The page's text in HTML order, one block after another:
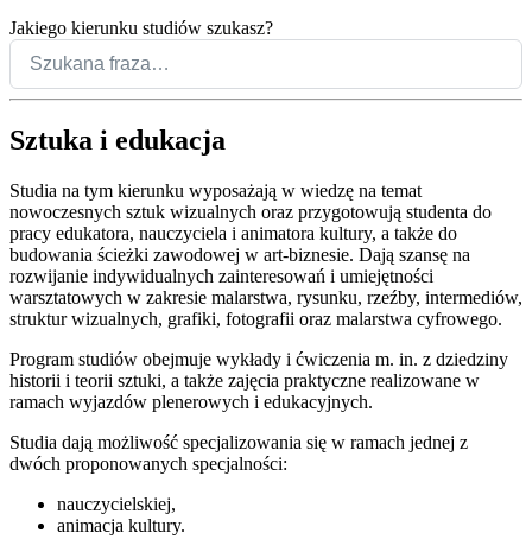
Jakiego kierunku studiów szukasz?
Sztuka i edukacja
Studia na tym kierunku wyposażają w wiedzę na temat
nowoczesnych sztuk wizualnych oraz przygotowują studenta do
pracy edukatora, nauczyciela i animatora kultury, a także do
budowania ścieżki zawodowej w art-biznesie. Dają szansę na
rozwijanie indywidualnych zainteresowań i umiejętności
warsztatowych w zakresie malarstwa, rysunku, rzeźby, intermediów,
struktur wizualnych, grafiki, fotografii oraz malarstwa cyfrowego.
Program studiów obejmuje wykłady i ćwiczenia m. in. z dziedziny
historii i teorii sztuki, a także zajęcia praktyczne realizowane w
ramach wyjazdów plenerowych i edukacyjnych.
Studia dają możliwość specjalizowania się w ramach jednej z
dwóch proponowanych specjalności:
nauczycielskiej,
animacja kultury.